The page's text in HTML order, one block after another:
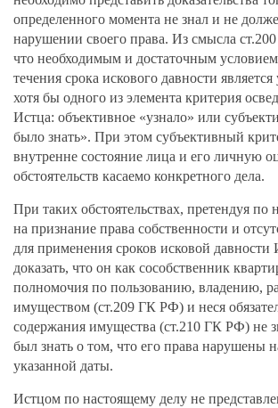
определенного момента не знал и не
нарушении своего права. Из смысла
что необходимым и достаточным условием
течения срока искового давности
хотя бы одного из элемента критерия
Истца: объективное «узнало» или
было знать». При этом субъективный
внутренне состояние лица и его личную
обстоятельств касаемо конкретного дела.
При таких обстоятельствах, претендуя по
на признание права собственности и
для применения сроков исковой
доказать, что он как сособственник
полномочия по пользованию, владению,
имуществом (ст.209 ГК РФ) и неся
содержания имущества (ст.210 ГК РФ) не
был знать о том, что его права нарушены
указанной даты.
Истцом по настоящему делу не